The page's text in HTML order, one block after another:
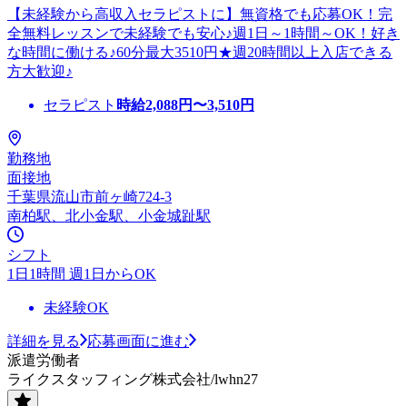
【未経験から高収入セラピストに】無資格でも応募OK！完
全無料レッスンで未経験でも安心♪週1日～1時間～OK！好き
な時間に働ける♪60分最大3510円★週20時間以上入店できる
方大歓迎♪
セラピスト 時給2,088円〜3,510円
勤務地
面接地
千葉県流山市前ヶ崎724-3
南柏駅、北小金駅、小金城趾駅
シフト
1日1時間 週1日からOK
未経験OK
詳細を見る
応募画面に進む
派遣労働者
ライクスタッフィング株式会社/lwhn27